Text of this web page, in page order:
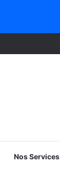
Nos Services